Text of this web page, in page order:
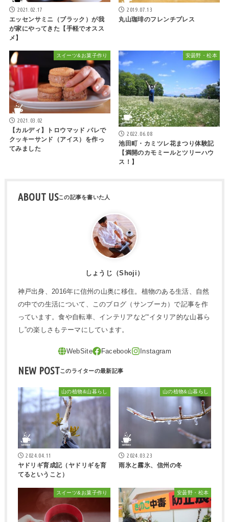
2021.02.17
エッセンサミニ（ブラック）が我
が家にやってきた【手軽でオスス
メ】
2019.07.13
丸山珈琲のフレンチプレス
スイーツ&お菓子作り
2021.03.02
【カルディ】トロウマッド パレで
クッキーサンド（アイス）を作っ
てみました
安曇野・松本
2022.06.08
池田町・カミツレ花まつり体験記
【満開のカモミールとツリーハウ
ス！】
ABOUT US
しょうじ（Shoji）
神戸出身、2016年に信州の山奥に移住。植物のある生活、自然
の中での生活について、このブログ（サンブーカ）で記事を作
っています。食や自転車、インテリアなど“イタリア的な山暮ら
し”の楽しさもテーマにしています。
NEW POST
山の植物&山暮らし
2024.04.11
ヤドリギ育成記（ヤドリギを育
てるということ）
山の植物&山暮らし
2024.03.23
雨氷と霧氷、信州の冬
スイーツ&お菓子作り 安曇野・松本